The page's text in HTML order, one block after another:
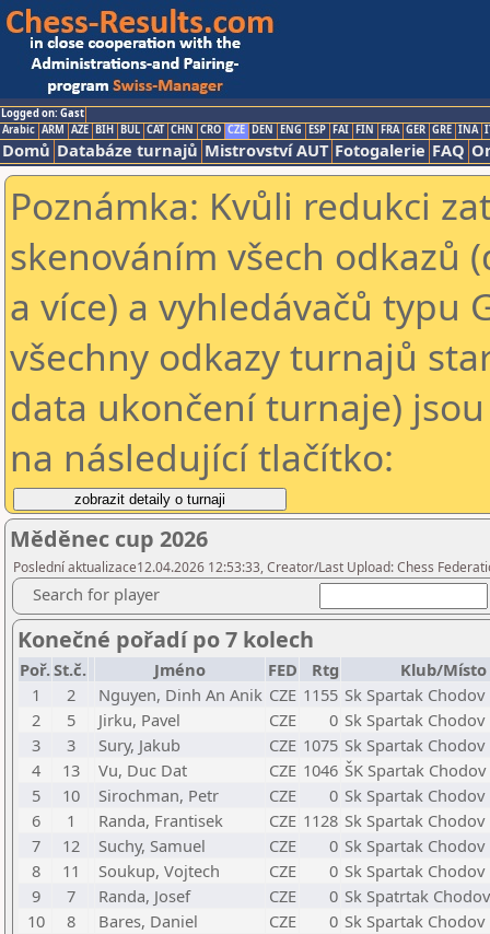
Logged on: Gast
Arabic ARM AZE BIH BUL CAT CHN CRO CZE DEN ENG ESP FAI FIN FRA GER GRE INA
Domů Databáze turnajů Mistrovství AUT Fotogalerie FAQ
Poznámka: Kvůli redukci
skenováním všech odkazů
a více) a vyhledávačů typu
všechny odkazy turnajů
data ukončení turnaje)
na následující tlačítko:
Měděnec cup 2026
Poslední aktualizace12.04.2026 12:53:33, Creator/Last Upload: Chess
Search for player
Konečné pořadí po 7 kolech
Poř.St.č. Jméno FED Rtg
Klub/Místo
1
2 Nguyen, Dinh An Anik CZE 1155 Sk Spartak Chodov
2
5 Jirku, Pavel CZE 0 Sk Spartak Chodov
3
3 Sury, Jakub CZE 1075 Sk Spartak Chodov
4
13 Vu, Duc Dat CZE 1046 ŠK Spartak Chodov
5
10 Sirochman, Petr CZE 0 Sk Spartak Chodov
6
1 Randa, Frantisek CZE 1128 Sk Spartak Chodov
7
12 Suchy, Samuel CZE 0 Sk Spartak Chodov
8
11 Soukup, Vojtech CZE 0 Sk Spartak Chodov
9
7 Randa, Josef CZE 0 Sk Spatrtak Chodov
10
8 Bares, Daniel CZE 0 Sk Spartak Chodov